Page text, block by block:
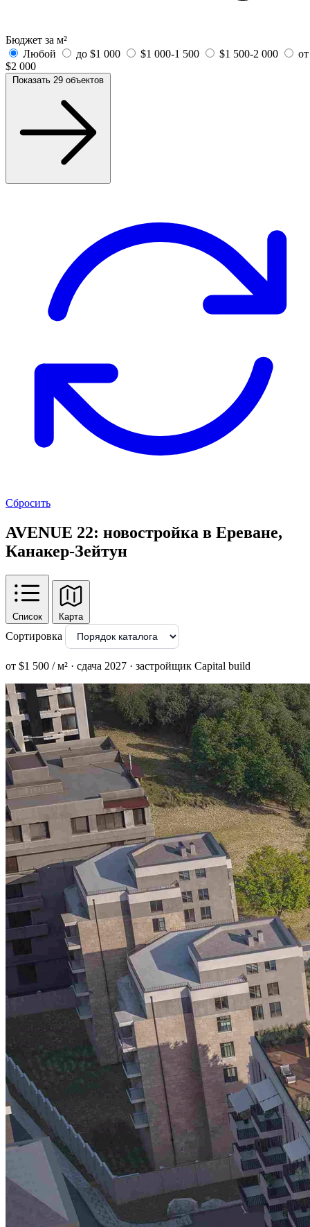
Бюджет за м²
Любой
до $1 000 $1 000-1 500 $1 500-2 000
от
$2 000
Показать 29 объектов
Сбросить
AVENUE 22: новостройка в Ереване,
Канакер-Зейтун
Список Карта
Сортировка
от $1 500 / м² · сдача 2027 · застройщик Capital build